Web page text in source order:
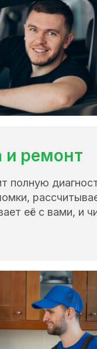
полную
её с вами, и
и ремонт